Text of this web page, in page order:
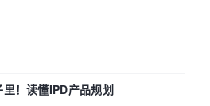
！读懂IPD产品规划